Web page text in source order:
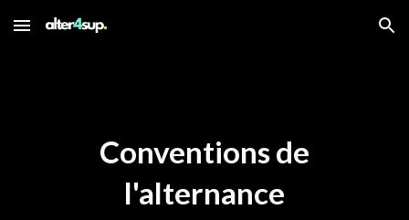
Skip to main content Skip to navigation
Conventions de
l'alternance